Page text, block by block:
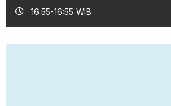
16:55-16:55 WIB